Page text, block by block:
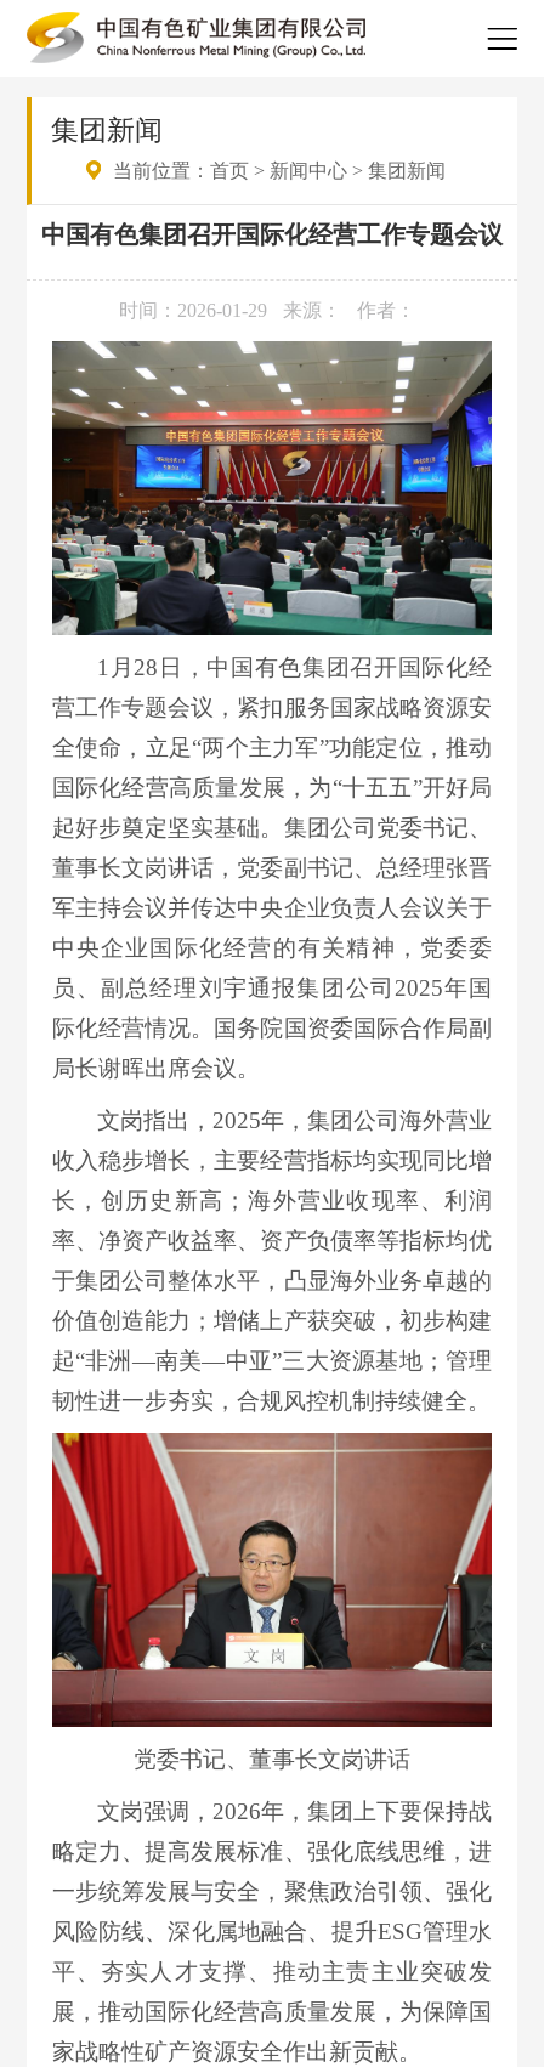
集团新闻
当前位置：首页 > 新闻中心 >集团新闻
中国有色集团召开国际化经营工作专题会议
时间：2026-01-29 来源： 作者：
1月28日，中国有色集团召开国际化经
营工作专题会议，紧扣服务国家战略资源安
全使命，立足“两个主力军”功能定位，推动
国际化经营高质量发展，为“十五五”开好局
起好步奠定坚实基础。集团公司党委书记、
董事长文岗讲话，党委副书记、总经理张晋
军主持会议并传达中央企业负责人会议关于
中央企业国际化经营的有关精神，党委委
员、副总经理刘宇通报集团公司2025年国
际化经营情况。国务院国资委国际合作局副
局长谢晖出席会议。
文岗指出，2025年，集团公司海外营业
收入稳步增长，主要经营指标均实现同比增
长，创历史新高；海外营业收现率、利润
率、净资产收益率、资产负债率等指标均优
于集团公司整体水平，凸显海外业务卓越的
价值创造能力；增储上产获突破，初步构建
起“非洲—南美—中亚”三大资源基地；管理
韧性进一步夯实，合规风控机制持续健全。
党委书记、董事长文岗讲话
文岗强调，2026年，集团上下要保持战
略定力、提高发展标准、强化底线思维，进
一步统筹发展与安全，聚焦政治引领、强化
风险防线、深化属地融合、提升ESG管理水
平、夯实人才支撑、推动主责主业突破发
展，推动国际化经营高质量发展，为保障国
家战略性矿产资源安全作出新贡献。